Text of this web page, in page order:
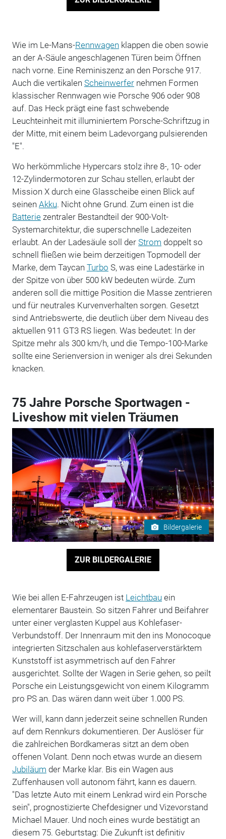
Wie im Le-Mans-Rennwagen klappen die oben sowie
an der A-Säule angeschlagenen Türen beim Öffnen
nach vorne. Eine Reminiszenz an den Porsche 917.
Auch die vertikalen Scheinwerfernehmen Formen
klassischer Rennwagen wie Porsche 906 oder 908
auf. Das Heck prägt eine fast schwebende
Leuchteinheit mit illuminiertem Porsche-Schriftzug in
der Mitte, mit einem beim Ladevorgang pulsierenden
"E".
Wo herkömmliche Hypercars stolz ihre 8-, 10- oder
12-Zylindermotoren zur Schau stellen, erlaubt der
Mission X durch eine Glasscheibe einen Blick auf
seinen Akku. Nicht ohne Grund. Zum einen ist die
Batteriezentraler Bestandteil der 900-Volt-
Systemarchitektur, die superschnelle Ladezeiten
erlaubt. An der Ladesäule soll der Strom doppelt so
schnell fließen wie beim derzeitigen Topmodell der
Marke, dem Taycan Turbo S, was eine Ladestärke in
der Spitze von über 500 kW bedeuten würde. Zum
anderen soll die mittige Position die Masse zentrieren
und für neutrales Kurvenverhalten sorgen. Gesetzt
sind Antriebswerte, die deutlich über dem Niveau des
aktuellen 911 GT3 RS liegen. Was bedeutet: In der
Spitze mehr als 300 km/h, und die Tempo-100-Marke
sollte eine Serienversion in weniger als drei Sekunden
knacken.
75 Jahre Porsche Sportwagen -
Liveshow mit vielen Träumen
Bildergalerie
ZUR BILDERGALERIE
Wie bei allen E-Fahrzeugen ist Leichtbau ein
elementarer Baustein. So sitzen Fahrer und Beifahrer
unter einer verglasten Kuppel aus Kohlefaser-
Verbundstoff. Der Innenraum mit den ins Monocoque
integrierten Sitzschalen aus kohlefaserverstärktem
Kunststoff ist asymmetrisch auf den Fahrer
ausgerichtet. Sollte der Wagen in Serie gehen, so peilt
Porsche ein Leistungsgewicht von einem Kilogramm
pro PS an. Das wären dann weit über 1.000 PS.
Wer will, kann dann jederzeit seine schnellen Runden
auf dem Rennkurs dokumentieren. Der Auslöser für
die zahlreichen Bordkameras sitzt an dem oben
offenen Volant. Denn noch etwas wurde an diesem
Jubiläum der Marke klar. Bis ein Wagen aus
Zuffenhausen voll autonom fährt, kann es dauern.
"Das letzte Auto mit einem Lenkrad wird ein Porsche
sein", prognostizierte Chefdesigner und Vizevorstand
Michael Mauer. Und noch eines wurde bestätigt an
diesem 75. Geburtstag: Die Zukunft ist definitiv